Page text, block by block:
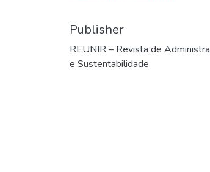
Publisher
REUNIR – Revista de
e Sustentabilidade